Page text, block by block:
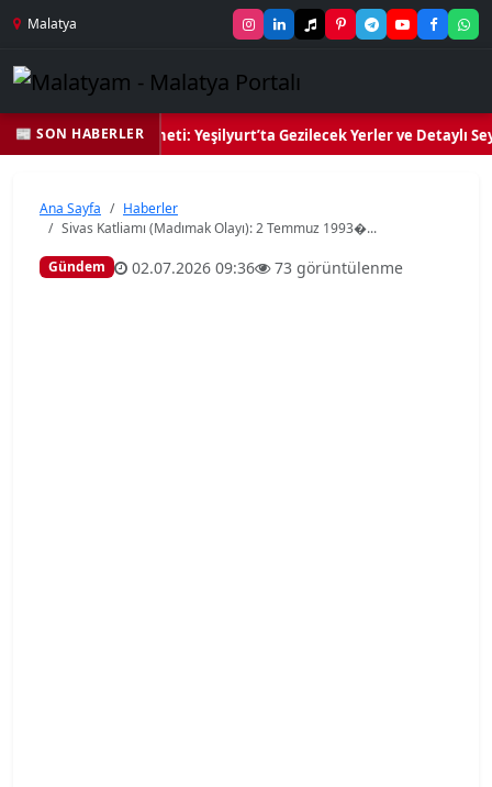
Malatya
📰 SON HABERLER
ve Kültür Cenneti: Yeşilyurt’ta Gezilecek Yerler ve Detaylı
Ana Sayfa
Haberler
Sivas Katliamı (Madımak Olayı): 2 Temmuz 1993�...
Gündem 02.07.2026 09:36 73 görüntülenme